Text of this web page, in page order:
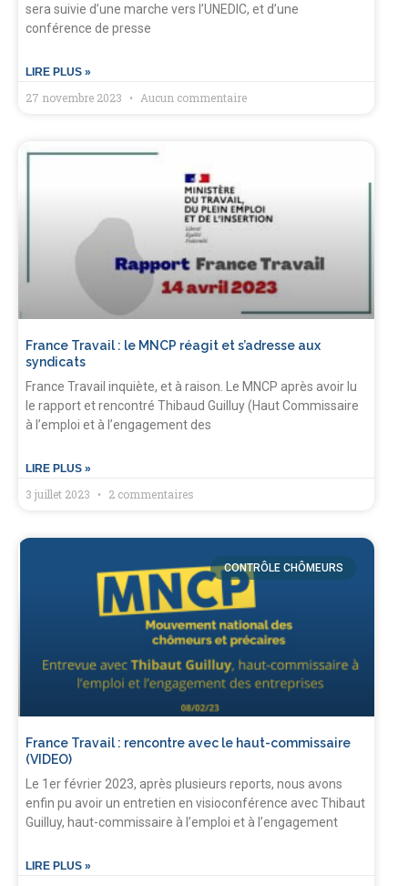
sera suivie d’une marche vers l’UNEDIC, et d’une
conférence de presse
LIRE PLUS »
27 novembre 2023 Aucun commentaire
France Travail : le MNCP réagit et s’adresse aux
syndicats
France Travail inquiète, et à raison. Le MNCP après avoir lu
le rapport et rencontré Thibaud Guilluy (Haut Commissaire
à l’emploi et à l’engagement des
LIRE PLUS »
3 juillet 2023 2 commentaires
CONTRÔLE CHÔMEURS
France Travail : rencontre avec le haut-commissaire
(VIDEO)
Le 1er février 2023, après plusieurs reports, nous avons
enfin pu avoir un entretien en visioconférence avec Thibaut
Guilluy, haut-commissaire à l’emploi et à l’engagement
LIRE PLUS »